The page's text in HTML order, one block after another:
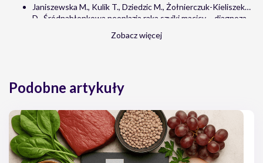
Janiszewska M., Kulik T., Dziedzic M., Żołnierczuk-Kieliszek
D., Śródnabłonkowa neoplazja raka szyjki macicy – diagnoza,
Zobacz więcej
Podobne artykuły